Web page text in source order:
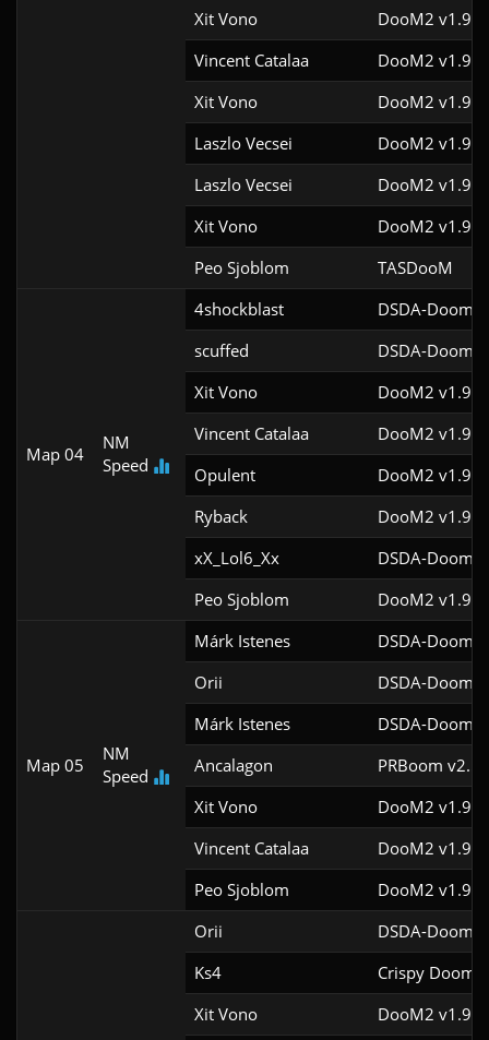
Xit Vono
DooM2 v1.9f
Vincent Catalaa
DooM2 v1.9f
Xit Vono
DooM2 v1.9f
Laszlo Vecsei
DooM2 v1.9f
Laszlo Vecsei
DooM2 v1.9f
Xit Vono
DooM2 v1.9f
Peo Sjoblom
TASDooM
Map 04
NM
Speed
4shockblast
DSDA-Doom
scuffed
DSDA-Doom
Xit Vono
DooM2 v1.9
Vincent Catalaa
DooM2 v1.9f
Opulent
DooM2 v1.9
Ryback
DooM2 v1.9
xX_Lol6_Xx
DSDA-Doom
Peo Sjoblom
DooM2 v1.9f
Map 05
NM
Speed
Márk Istenes
DSDA-Doom
Orii
DSDA-Doom
Márk Istenes
DSDA-Doom
Ancalagon
PRBoom
Xit Vono
DooM2 v1.9f
Vincent Catalaa
DooM2 v1.9f
Peo Sjoblom
DooM2 v1.9f
Orii
DSDA-Doom
Ks4
Crispy Doom
Xit Vono
DooM2 v1.9f